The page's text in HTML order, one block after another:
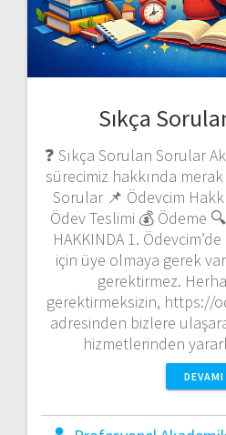
Sıkça
❓ Sıkça Sorulan Sorular
sürecimiz hakkında
Sorular 📌 Ödevcim
Ödev Teslimi 💰 Ödeme
HAKKINDA 1.
için üye olmaya gerek
gerektirmez.
gerektirmeksizin, https://
adresinden bizlere
hizmetlerinden
DEVAMI